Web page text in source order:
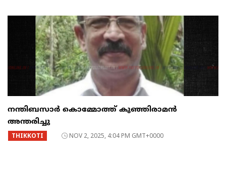
നന്തിബസാർ കൊമ്മോത്ത് കുഞ്ഞിരാമൻ
അന്തരിച്ചു
THIKKOTI NOV 2, 2025, 4:04 PM GMT+0000